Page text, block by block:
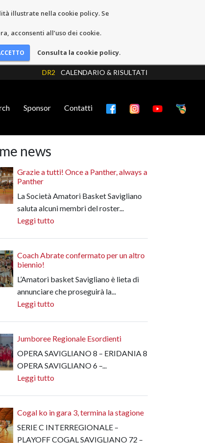
illustrate nella cookie policy. Se
acconsenti all’uso dei cookie.
Consulta la cookie policy.
DR2 CALENDARIO & RISULTATI
Sponsor Contatti
news
Grazie a tutti! Once a Panther, always a
Panther
La Società Amatori Basket Savigliano
saluta alcuni membri del roster...
Leggi tutto
Coach Abrate confermato per un altro
biennio!
L’Amatori basket Savigliano è lieta di
annunciare che proseguirà la...
Leggi tutto
Jumboree Regionale Esordienti
OPERA SAVIGLIANO 8 – ERIDANIA 8
OPERA SAVIGLIANO 6 –...
Leggi tutto
Cogal ko in gara 3, termina la stagione
SERIE C INTERREGIONALE –
PLAYOFF COGAL SAVIGLIANO 72 –